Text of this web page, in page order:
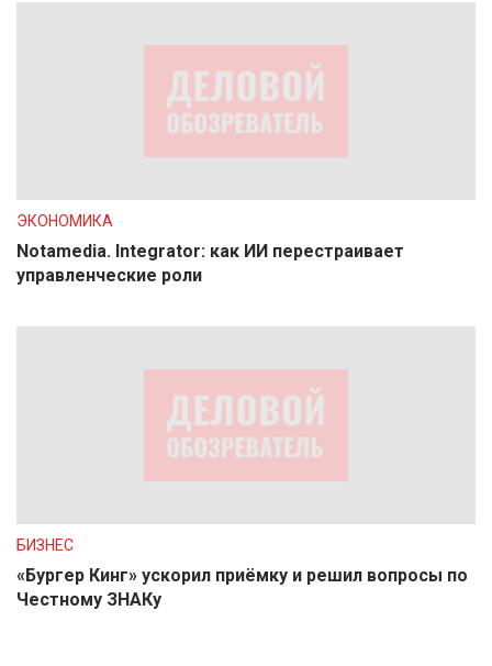
ЭКОНОМИКА
Notamedia. Integrator: как ИИ перестраивает
управленческие роли
БИЗНЕС
«Бургер Кинг» ускорил приёмку и решил вопросы по
Честному ЗНАКу